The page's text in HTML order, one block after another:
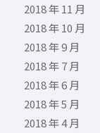
2018 年 11 月
2018 年 10 月
2018 年 9 月
2018 年 7 月
2018 年 6 月
2018 年 5 月
2018 年 4 月